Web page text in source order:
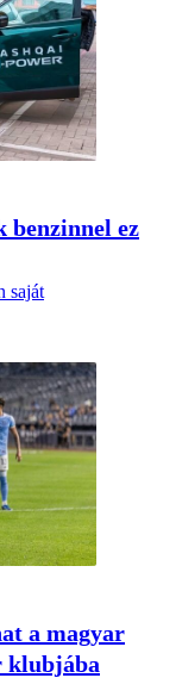
benzinnel ez
saját
a magyar
klubjába